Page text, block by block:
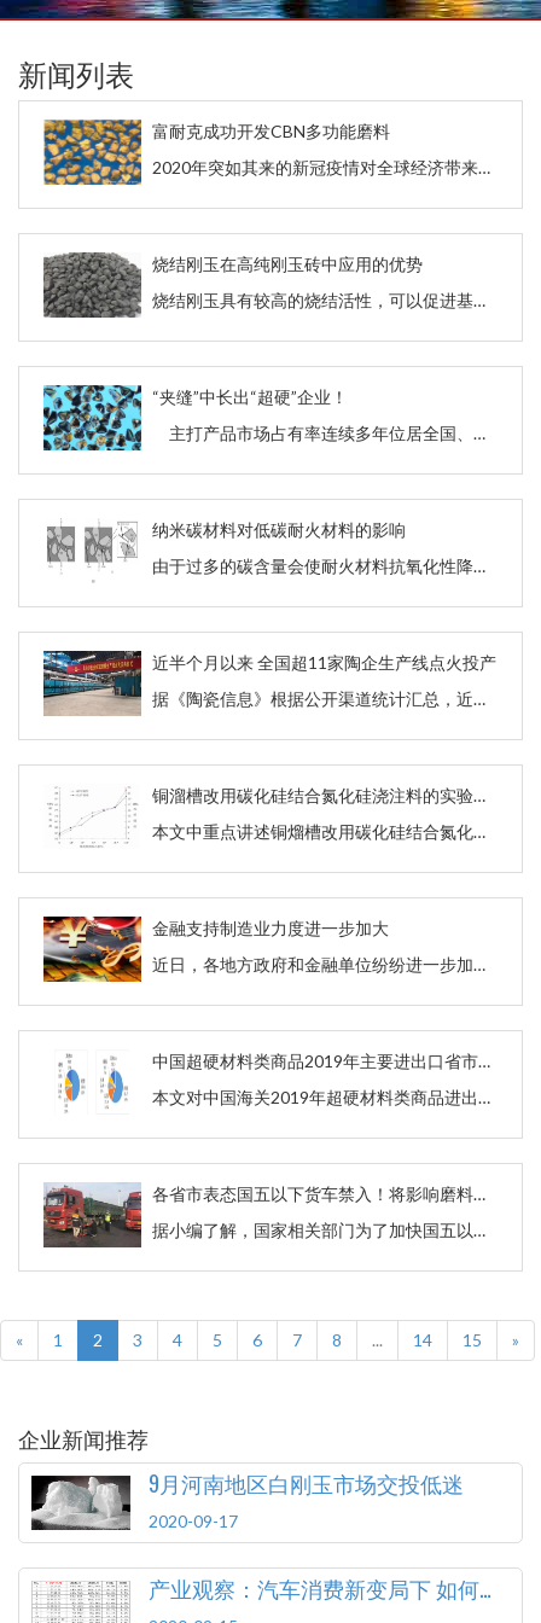
新闻列表
富耐克成功开发CBN多功能磨料
2020年突如其来的新冠疫情对全球经济带来了巨大的影响，面对国内外市场的持续萎缩，每个企业都面临通过降本提效来提高核心竞争力的课题。
烧结刚玉在高纯刚玉砖中应用的优势
烧结刚玉具有较高的烧结活性，可以促进基质与颗粒的结合，将烧结刚玉引入到高纯刚玉砖的制备中，研究不同烧结刚玉对刚玉砖性能的影响，结果表明，烧结刚玉颗粒晶粒尺寸较小，存在较多量的气孔，在烧结过程中，有利于扩散传质烧结，提高刚玉砖的烧结强度，基质与颗粒紧密结合，也提高了刚玉砖的抗渗透性。
“夹缝”中长出“超硬”企业！
主打产品市场占有率连续多年位居全国、全球第一；攻克纳米微钻棒材技术，推动我国跃升硬质合金生产强国；公司申请的马德里国际商标，已获东南亚等国核准……这样一家超硬核的硬质合金企业蛰居蓬莱，凭着持之以恒的创新，拿下一个个国际订单，实现一项项替代进口。
纳米碳材料对低碳耐火材料的影响
由于过多的碳含量会使耐火材料抗氧化性降低，并且在高温使用过程中，形成过多的气体，导致热量的损失和结构的多孔化，不利于耐火材料的使用寿命，同时对于低碳钢和洁净钢的生产质量产生不利的影响，所以不少学者研制了低碳耐火材料期望解决碳含量过多导致的不利因素。
近半个月以来 全国超11家陶企生产线点火投产
据《陶瓷信息》根据公开渠道统计汇总，近半个月以来，全国超11家陶企生产线点火投产，遍布广东、江西、河南、山东、四川等产区。点火投产的生产线中，岩板、大板占比达50%，广东、河南、四川等产区都有岩板、大板新线投产。
铜溜槽改用碳化硅结合氮化硅浇注料的实验分析
本文中重点讲述铜熘槽改用碳化硅结合氮化硅浇注料的使用配比及效果分析。
金融支持制造业力度进一步加大
近日，各地方政府和金融单位纷纷进一步加大对制造业的金融支持力度，通过融资贴息、延期还本等政策加大对制造业，尤其是中小企业的金融支持。
中国超硬材料类商品2019年主要进出口省市分布情况统计分析（上）
本文对中国海关2019年超硬材料类商品进出口数据进行了按省市分布的分析。据此，可以清晰地了解行业各类产品的主要生产与出口地及其在行业的水平和地位，也能了解到进口高端产品的主要进口与消费区及其水平。希望这些数据能为企业布局产业、开拓高端产品市场提供参考。为便于阅读，将全文拆分成上下两部分，今天发布出口省市分布情况。
各省市表态国五以下货车禁入！将影响磨料磨具产品运输及价格！
据小编了解，国家相关部门为了加快国五以下货车的淘汰力度，整治物流运输行业，在《重污染天气重点行业应急减排措施制定技术指南》中提到重污染天气应急期间减排措施规定为，黄色及以上预警期间，禁止使用国四及以下重型载货车辆（含燃气）进行物料运输。
« 1 2 3 4 5 6 7 8 ... 14 15 »
企业新闻推荐
9月河南地区白刚玉市场交投低迷
2020-09-17
产业观察：汽车消费新变局下 如何顺应变化释放潜力